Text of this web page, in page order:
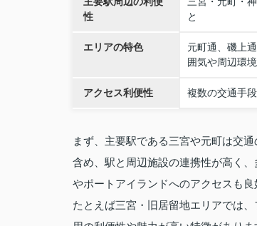
性
と
エリアの特色
元町通、磯上
囲気や周辺環
アクセス利便性 複数の交通手
まず、主要駅である三宮や元町は交
含め、駅と周辺施設の連携性が高く
やポートアイランドへのアクセスも
たとえば三宮・旧居留地エリアでは